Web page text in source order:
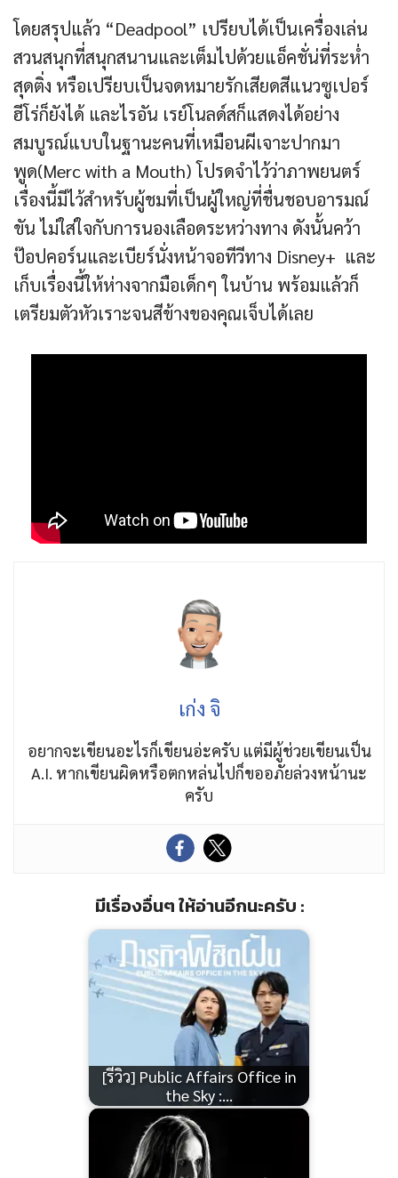
โดยสรุปแล้ว “Deadpool” เปรียบได้เป็นเครื่องเล่น
สวนสนุกที่สนุกสนานและเต็มไปด้วยแอ็คชั่น่ที่ระห่ำ
สุดติ่ง หรือเปรียบเป็นจดหมายรักเสียดสีแนวซูเปอร์
ฮีโร่ก็ยังได้ และไรอัน เรย์โนลด์สก็แสดงได้อย่าง
สมบูรณ์แบบในฐานะคนที่เหมือนผีเจาะปากมา
พูด(Merc with a Mouth) โปรดจำไว้ว่าภาพยนตร์
เรื่องนี้มีไว้สำหรับผู้ชมที่เป็นผู้ใหญ่ที่ชื่นชอบอารมณ์
ขัน ไม่ใส่ใจกับการนองเลือดระหว่างทาง ดังนั้นคว้า
ป๊อปคอร์นและเบียร์นั่งหน้าจอทีวีทาง Disney+ และ
เก็บเรื่องนี้ให้ห่างจากมือเด็กๆ ในบ้าน พร้อมแล้วก็
เตรียมตัวหัวเราะจนสีข้างของคุณเจ็บได้เลย
เก่ง จิ
อยากจะเขียนอะไรก็เขียนอ่ะครับ แต่มีผู้ช่วยเขียนเป็น
A.I. หากเขียนผิดหรือตกหล่นไปก็ขออภัยล่วงหน้านะ
ครับ
มีเรื่องอื่นๆ ให้อ่านอีกนะครับ :
[รีวิว] Public Affairs Office in
the Sky :…